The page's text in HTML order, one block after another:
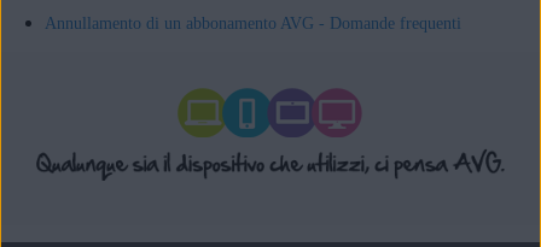
Annullamento di un abbonamento AVG - Domande frequenti